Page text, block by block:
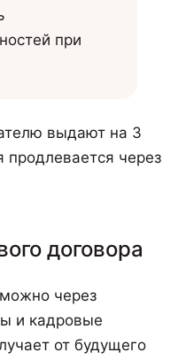
при
выдают на 3
продлевается через
договора
через
и кадровые
от будущего